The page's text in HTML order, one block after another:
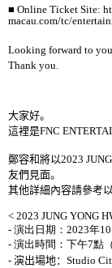
■ Online Ticket Site:
macau.com/tc/
Looking forward to
Thank you.
大家好。
這裡是FNC
鄭容和將以2023
友們見面。
其他詳細內容請參考以
< 2023 JUNG YONG
- 演出日期： 2023年10
- 演出時間：下午7點
- 演出場地： Studio